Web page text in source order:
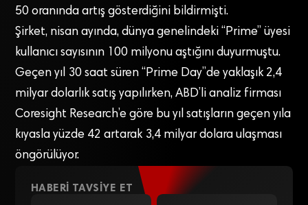
50 oranında artış gösterdiğini bildirmişti.
Şirket, nisan ayında, dünya genelindeki “Prime” üyesi
kullanıcı sayısının 100 milyonu aştığını duyurmuştu.
Geçen yıl 30 saat süren “Prime Day”de yaklaşık 2,4
milyar dolarlık satış yapılırken, ABD’li analiz firması
Coresight Research’e göre bu yıl satışların geçen yıla
kıyasla yüzde 42 artarak 3,4 milyar dolara ulaşması
öngörülüyor.
HABERI TAVSIYE ET